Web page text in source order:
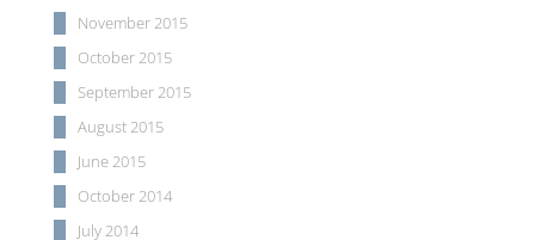
November 2015
October 2015
September 2015
August 2015
June 2015
October 2014
July 2014